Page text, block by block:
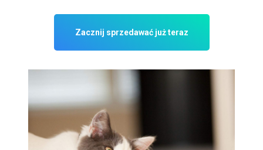
Zacznij sprzedawać już teraz